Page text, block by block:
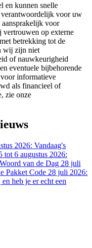
en kunnen snelle
verantwoordelijk voor uw
aansprakelijk voor
op externe
betrekking tot de
wij zijn niet
of nauwkeurigheid
eventuele bijbehorende
informatieve
als financieel of
zie onze
2026: Vandaag's
tot 6 augustus 2026:
van de Dag 28 juli
Pakket Code 28 juli 2026:
heb je er echt een